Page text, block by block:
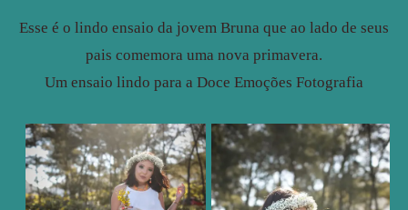
Esse é o lindo ensaio da jovem Bruna que ao lado de seus
pais comemora uma nova primavera.
Um ensaio lindo para a Doce Emoções Fotografia